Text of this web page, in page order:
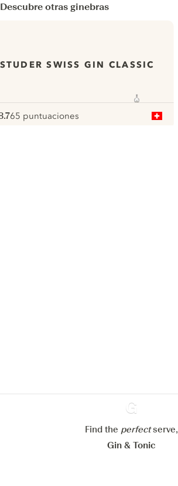
Descubre otras ginebras
STUDER SWISS GIN CLASSIC
pour
65 puntuaciones
Ginventory
Find the perfectserve,
Gin & Tonic